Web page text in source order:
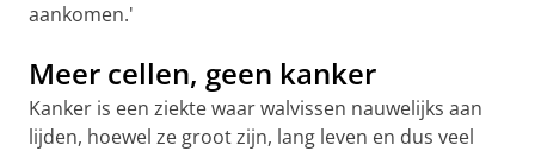
aankomen.'
Meer cellen, geen kanker
Kanker is een ziekte waar walvissen nauwelijks aan
lijden, hoewel ze groot zijn, lang leven en dus veel